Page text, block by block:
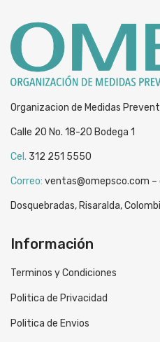
Organizacion de Medidas
Calle 20 No. 18-20 Bodega 1
Cel. 312 251 5550
Correo: ventas@omepsco.com
Dosquebradas, Risaralda,
Información
Terminos y Condiciones
Politica de Privacidad
Politica de Envios